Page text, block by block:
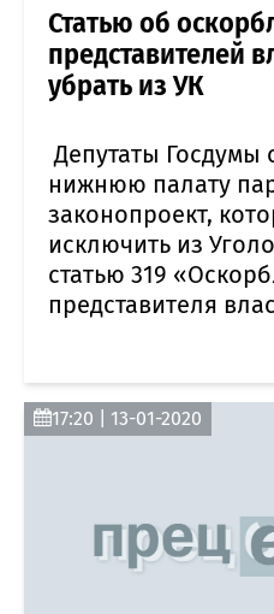
Статью об
представителей
убрать из УК
Депутаты Госдумы
нижнюю палату
законопроект,
исключить из
статью 319
представителя
17:20 | 13-01-2020